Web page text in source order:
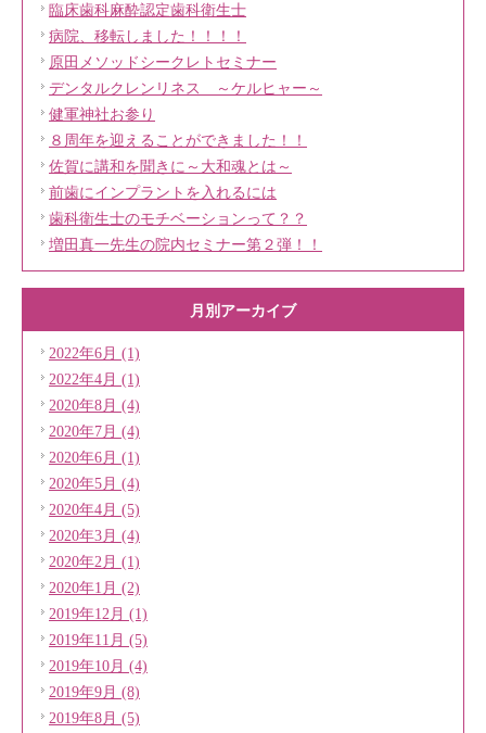
臨床歯科麻酔認定歯科衛生士
病院、移転しました！！！！
原田メソッドシークレトセミナー
デンタルクレンリネス ～ケルヒャー～
健軍神社お参り
８周年を迎えることができました！！
佐賀に講和を聞きに～大和魂とは～
前歯にインプラントを入れるには
歯科衛生士のモチベーションって？？
増田真一先生の院内セミナー第２弾！！
月別アーカイブ
2022年6月 (1)
2022年4月 (1)
2020年8月 (4)
2020年7月 (4)
2020年6月 (1)
2020年5月 (4)
2020年4月 (5)
2020年3月 (4)
2020年2月 (1)
2020年1月 (2)
2019年12月 (1)
2019年11月 (5)
2019年10月 (4)
2019年9月 (8)
2019年8月 (5)